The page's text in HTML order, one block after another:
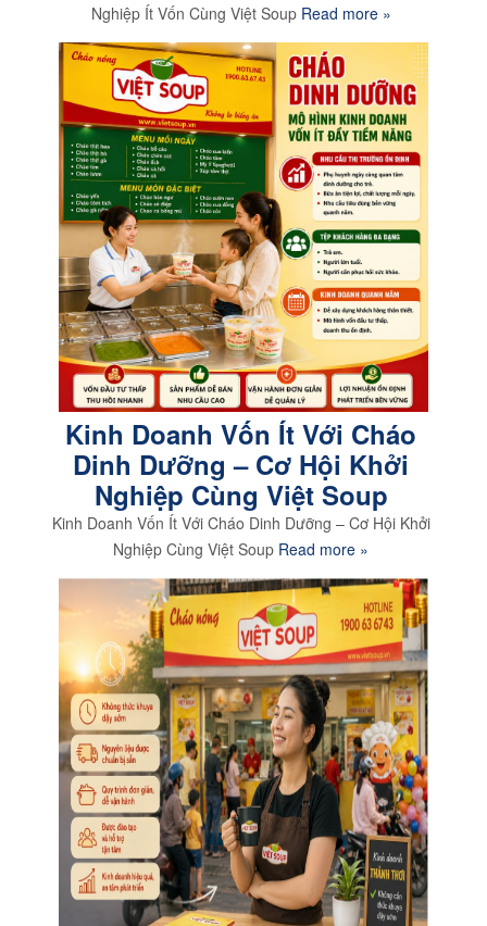
Nghiệp Ít Vốn Cùng Việt Soup Read more »
Kinh Doanh Vốn Ít Với Cháo
Dinh Dưỡng – Cơ Hội Khởi
Nghiệp Cùng Việt Soup
Kinh Doanh Vốn Ít Với Cháo Dinh Dưỡng – Cơ Hội Khởi
Nghiệp Cùng Việt Soup Read more »